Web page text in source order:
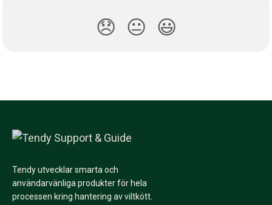
😞 😐 😃
Tendy utvecklar smarta och
användarvänliga produkter för hela
processen kring hantering av viltkött.